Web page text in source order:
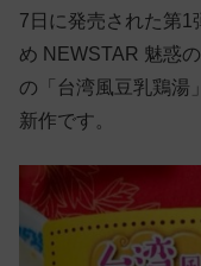
7日に発売された第1
め NEWSTAR 魅惑
の「台湾風豆乳鶏湯
新作です。